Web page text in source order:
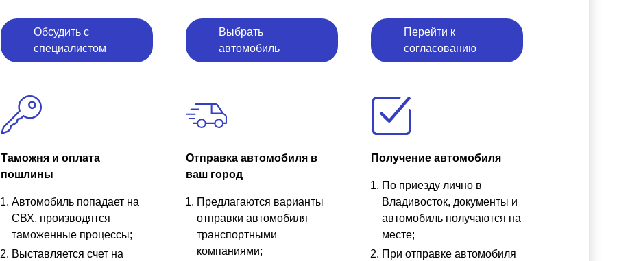
Обсудить с
специалистом
Выбрать
автомобиль
Перейти к
согласованию
Таможня и оплата
пошлины
Автомобиль попадает на
СВХ, производятся
таможенные процессы;
Выставляется счет на
Отправка автомобиля в
ваш город
Предлагаются варианты
отправки автомобиля
транспортными
компаниями;
Получение автомобиля
По приезду лично в
Владивосток, документы и
автомобиль получаются на
месте;
При отправке автомобиля